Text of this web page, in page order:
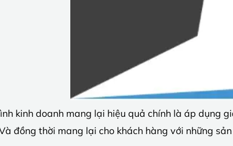
kinh doanh mang lại hiệu quả chính là áp dụng
đồng thời mang lại cho khách hàng với những